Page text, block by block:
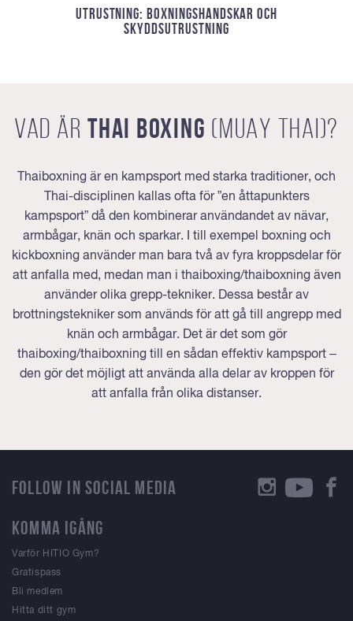
UTRUSTNING: BOXNINGSHANDSKAR OCH
SKYDDSUTRUSTNING
VAD ÄRTHAI BOXING (MUAY THAI)?
Thaiboxning är en kampsport med starka traditioner, och
Thai-disciplinen kallas ofta för ”en åttapunkters
kampsport” då den kombinerar användandet av nävar,
armbågar, knän och sparkar. I till exempel boxning och
kickboxning använder man bara två av fyra kroppsdelar för
att anfalla med, medan man i thaiboxing/thaiboxning även
använder olika grepp-tekniker. Dessa består av
brottningstekniker som används för att gå till angrepp med
knän och armbågar. Det är det som gör
thaiboxing/thaiboxning till en sådan effektiv kampsport –
den gör det möjligt att använda alla delar av kroppen för
att anfalla från olika distanser.
KOMMA IGÅNG
Varför HITIO Gym?
Gratispass
Bli medlem
Hitta ditt gym
FOLLOW IN SOCIAL MEDIA